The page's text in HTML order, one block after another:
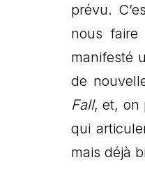
prévu.
nous
manifesté
de
Fall, et, on
qui
mais déjà